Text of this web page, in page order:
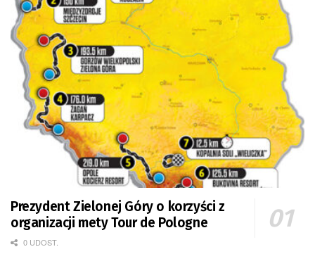
Prezydent Zielonej Góry o korzyści z
organizacji mety Tour de Pologne
0 UDOST.